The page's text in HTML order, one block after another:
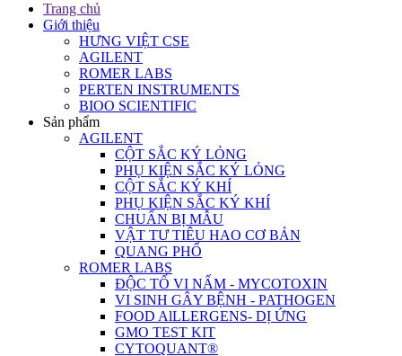
Trang chủ
Giới thiệu
HƯNG VIỆT CSE
AGILENT
ROMER LABS
PERTEN INSTRUMENTS
BIOO SCIENTIFIC
Sản phẩm
AGILENT
CỘT SẮC KÝ LỎNG
PHỤ KIỆN SẮC KÝ LỎNG
CỘT SẮC KÝ KHÍ
PHỤ KIỆN SẮC KÝ KHÍ
CHUẨN BỊ MẪU
VẬT TƯ TIÊU HAO CƠ BẢN
QUANG PHỔ
ROMER LABS
ĐỘC TỐ VI NẤM - MYCOTOXIN
VI SINH GÂY BỆNH - PATHOGEN
FOOD AlLLERGENS- DỊ ỨNG
GMO TEST KIT
CYTOQUANT®